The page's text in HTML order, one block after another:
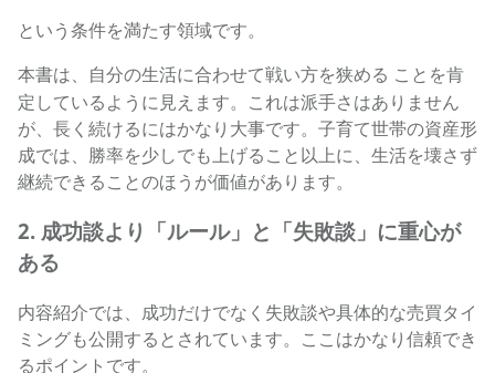
という条件を満たす領域です。
本書は、
自分の生活に合わせて戦い方を狭める ことを肯
定しているように見えます。これは派手さはありません
が、長く続けるにはかなり大事です。子育て世帯の資産形
成では、勝率を少しでも上げること以上に、生活を壊さず
継続できることのほうが価値があります。
2. 成功談より「ルール」と「失敗談」に重心が
ある
内容紹介では、成功だけでなく失敗談や具体的な売買タイ
ミングも公開するとされています。ここはかなり信頼でき
るポイントです。